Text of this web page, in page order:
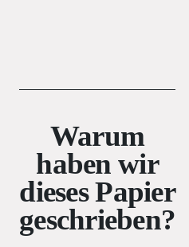
Warum
haben wir
dieses Papier
geschrieben?